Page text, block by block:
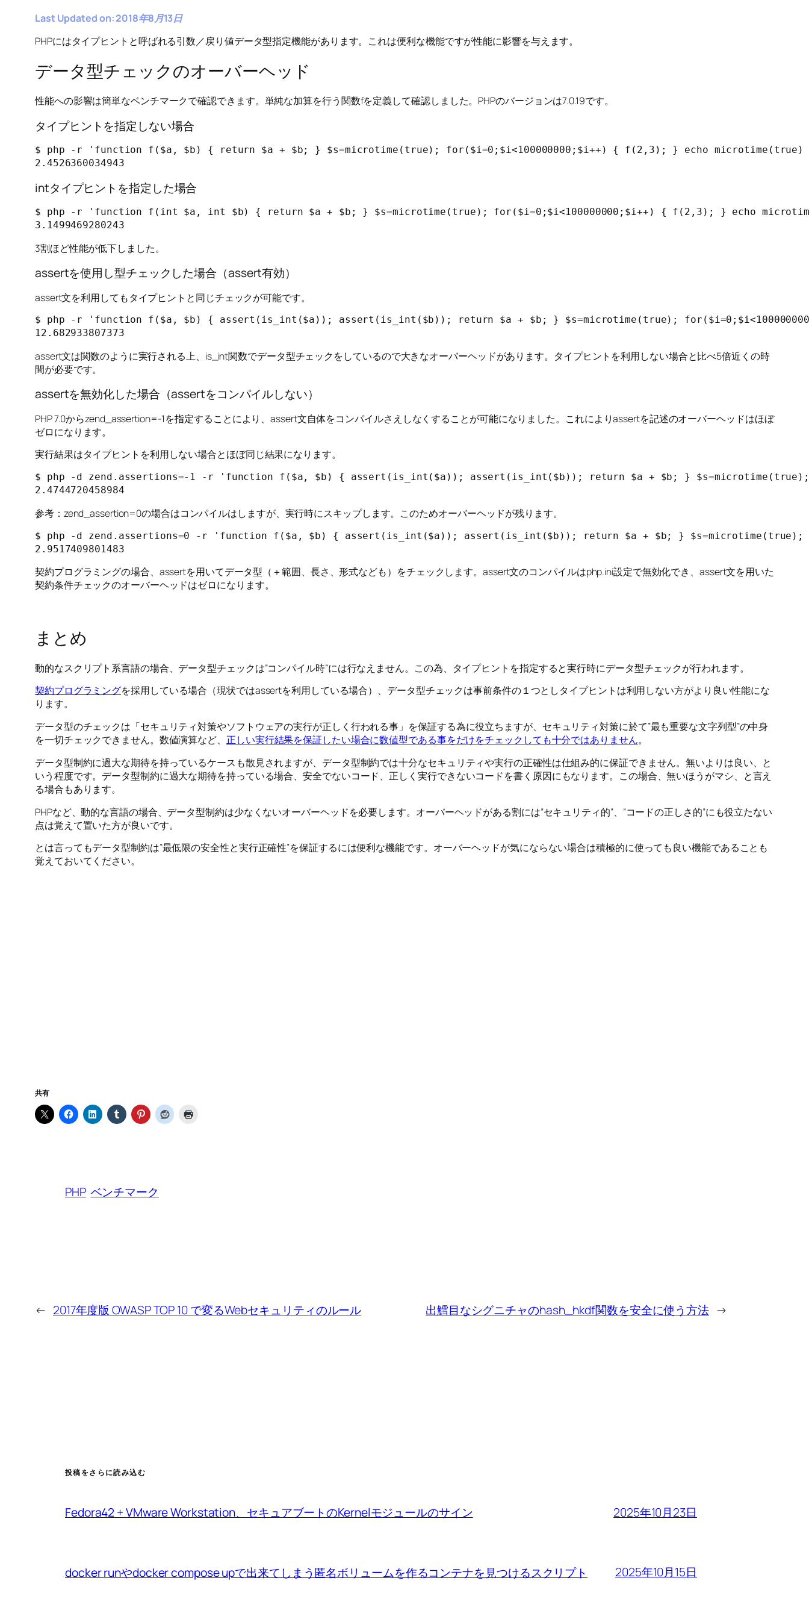
Last Updated on: 2018年8月13日
PHPにはタイプヒントと呼ばれる引数／戻り値データ型指定機能があります。これは便利な機能ですが性能に影響を与えます。
データ型チェックのオーバーヘッド
性能への影響は簡単なベンチマークで確認できます。単純な加算を行う関数fを定義して確認しました。PHPのバージョンは7.0.19です。
タイプヒントを指定しない場合
$ php -r 'function f($a, $b) { return $a + $b; } $s=microtime(true); for($i=0;$i<100000000;$i++) { f(2,3); } echo
intタイプヒントを指定した場合
$ php -r 'function f(int $a, int $b) { return $a + $b; } $s=microtime(true); for($i=0;$i<100000000;$i++) { f(2,3); } echo
3割ほど性能が低下しました。
assertを使用し型チェックした場合（assert有効）
assert文を利用してもタイプヒントと同じチェックが可能です。
$ php -r 'function f($a, $b) { assert(is_int($a)); assert(is_int($b)); return $a + $b; } $s=microtime(true);
12.682933807373
assert文は関数のように実行される上、is_int関数でデータ型チェックをしているので大きなオーバーヘッドがあります。タイプヒントを利用しない場合と比べ5倍近くの時
間が必要です。
assertを無効化した場合（assertをコンパイルしない）
PHP 7.0からzend_assertion=-1を指定することにより、assert文自体をコンパイルさえしなくすることが可能になりました。これによりassertを記述のオーバーヘッドはほぼ
ゼロになります。
実行結果はタイプヒントを利用しない場合とほぼ同じ結果になります。
$ php -d zend.assertions=-1 -r 'function f($a, $b) { assert(is_int($a)); assert(is_int($b)); return $a + $b; }
2.4744720458984
参考：zend_assertion=0の場合はコンパイルはしますが、実行時にスキップします。このためオーバーヘッドが残ります。
$ php -d zend.assertions=0 -r 'function f($a, $b) { assert(is_int($a)); assert(is_int($b)); return $a + $b; }
契約プログラミングの場合、assertを用いてデータ型（＋範囲、長さ、形式なども）をチェックします。assert文のコンパイルはphp.ini設定で無効化でき、assert文を用いた
契約条件チェックのオーバーヘッドはゼロになります。
まとめ
動的なスクリプト系言語の場合、データ型チェックは”コンパイル時”には行なえません。この為、タイプヒントを指定すると実行時にデータ型チェックが行われます。
契約プログラミングを採用している場合（現状ではassertを利用している場合）、データ型チェックは事前条件の１つとしタイプヒントは利用しない方がより良い性能にな
ります。
データ型のチェックは「セキュリティ対策やソフトウェアの実行が正しく行われる事」を保証する為に役立ちますが、セキュリティ対策に於て”最も重要な文字列型”の中身
を一切チェックできません。数値演算など、 正しい実行結果を保証したい場合に数値型である事をだけをチェックしても十分ではありません。
データ型制約に過大な期待を持っているケースも散見されますが、データ型制約では十分なセキュリティや実行の正確性は仕組み的に保証できません。無いよりは良い、と
いう程度です。データ型制約に過大な期待を持っている場合、安全でないコード、正しく実行できないコードを書く原因にもなります。この場合、無いほうがマシ、と言え
る場合もあります。
PHPなど、動的な言語の場合、データ型制約は少なくないオーバーヘッドを必要します。オーバーヘッドがある割には”セキュリティ的”、”コードの正しさ的”にも役立たない
点は覚えて置いた方が良いです。
とは言ってもデータ型制約は”最低限の安全性と実行正確性”を保証するには便利な機能です。オーバーヘッドが気にならない場合は積極的に使っても良い機能であることも
覚えておいてください。
共有
PHP ベンチマーク
← 2017年度版 OWASP TOP 10 で変るWebセキュリティのルール 出鱈目なシグニチャのhash_hkdf関数を安全に使う方法 →
投稿をさらに読み込む
Fedora42 + VMware Workstation、セキュアブートのKernelモジュールのサイン 2025年10月23日
docker runやdocker compose upで出来てしまう匿名ボリュームを作るコンテナを見つけるスクリプト 2025年10月15日